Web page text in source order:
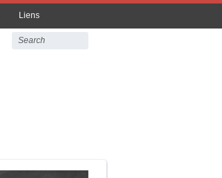
Liens